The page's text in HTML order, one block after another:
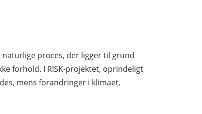
proces, der ligger til grund
forhold. I RISK-projektet, oprindeligt
mens forandringer i klimaet,